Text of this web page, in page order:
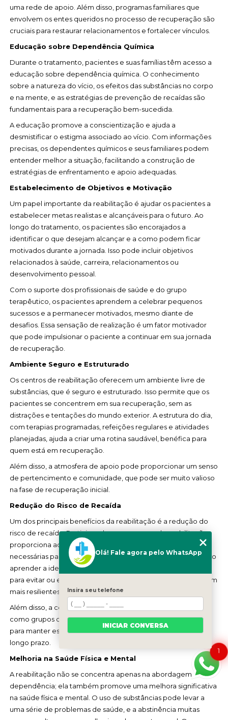
uma rede de apoio. Além disso, programas familiares que
envolvem os entes queridos no processo de recuperação são
cruciais para restaurar relacionamentos e fortalecer vínculos.
Educação sobre Dependência Química
Durante o tratamento, pacientes e suas famílias têm acesso a
educação sobre dependência química. O conhecimento
sobre a natureza do vício, os efeitos das substâncias no corpo
e na mente, e as estratégias de prevenção de recaídas são
fundamentais para a recuperação bem-sucedida.
A educação promove a conscientização e ajuda a
desmistificar o estigma associado ao vício. Com informações
precisas, os dependentes químicos e seus familiares podem
entender melhor a situação, facilitando a construção de
estratégias de enfrentamento e apoio adequadas.
Estabelecimento de Objetivos e Motivação
Um papel importante da reabilitação é ajudar os pacientes a
estabelecer metas realistas e alcançáveis para o futuro. Ao
longo do tratamento, os pacientes são encorajados a
identificar o que desejam alcançar e a como podem ficar
motivados durante a jornada. Isso pode incluir objetivos
relacionados à saúde, carreira, relacionamentos ou
desenvolvimento pessoal.
Com o suporte dos profissionais de saúde e do grupo
terapêutico, os pacientes aprendem a celebrar pequenos
sucessos e a permanecer motivados, mesmo diante de
desafios. Essa sensação de realização é um fator motivador
que pode impulsionar o paciente a continuar em sua jornada
de recuperação.
Ambiente Seguro e Estruturado
Os centros de reabilitação oferecem um ambiente livre de
substâncias, que é seguro e estruturado. Isso permite que os
pacientes se concentrem em sua recuperação, sem as
distrações e tentações do mundo exterior. A estrutura do dia,
com terapias programadas, refeições regulares e atividades
planejadas, ajuda a criar uma rotina saudável, benéfica para
quem está em recuperação.
Além disso, a atmosfera de apoio pode proporcionar um senso
de pertencimento e comunidade, que pode ser muito valioso
na fase de recuperação inicial.
Redução do Risco de Recaída
Um dos principais benefícios da reabilitação é a redução do
risco de recaída. Participar de um programa de reabilitação
proporciona aos pacientes as ferramentas e habilidades
necessárias para lidar com seus vícios de forma mais eficaz. Ao
aprender a identificar os gatilhos e desenvolver estratégias
para evitar ou enfrentar esses desafios, os indivíduos se tornam
mais resilientes ao lidar com as tentativas de recaída.
Além disso, a continuidade do suporte após a recuperação,
como grupos de apoio e terapia ambulatorial, é fundamental
para manter esse progresso e minimizar o risco de recaída a
longo prazo.
Melhoria na Saúde Física e Mental
A reabilitação não se concentra apenas na abordagem da
dependência; ela também promove uma melhora significativa
na saúde física e mental. O uso de substâncias pode levar a
uma série de problemas de saúde, e a abstinência muitas
1
Olá! Fale agora pelo WhatsApp
Insira seu telefone
INICIAR CONVERSA